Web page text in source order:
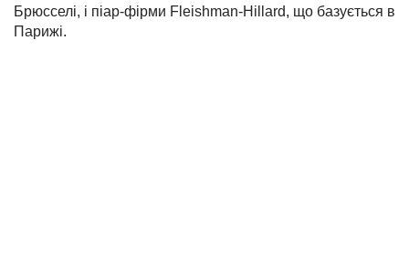
Брюсселі, і піар-фірми Fleishman-Hillard, що базується в
Парижі.